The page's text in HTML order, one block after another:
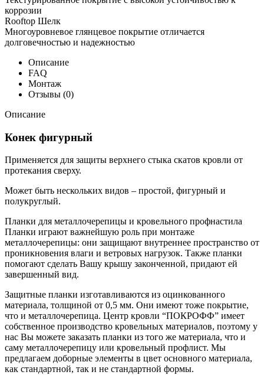
коррозии
Rooftop Шелк
Многоуровневое глянцевое покрытие отличается
долговечностью и надежностью
Описание
FAQ
Монтаж
Отзывы (0)
Описание
Конек фигурный
Применяется для защиты верхнего стыка скатов кровли от
протекания сверху.
Может быть нескольких видов – простой, фигурный и
полукруглый.
Планки для металлочерепицы и кровельного профнастила
Планки играют важнейшую роль при монтаже
металлочерепицы: они защищают внутреннее пространство от
проникновения влаги и ветровых нагрузок. Также планки
помогают сделать Вашу крышу законченной, придают ей
завершенный вид.
Защитные планки изготавливаются из оцинкованного
материала, толщиной от 0,5 мм. Они имеют тоже покрытие,
что и металлочерепица. Центр кровли “ПОКРОФФ” имеет
собственное производство кровельных материалов, поэтому у
нас Вы можете заказать планки из того же материала, что и
саму металлочерепицу или кровельный профлист. Мы
предлагаем доборные элементы в цвет основного материала,
как стандартной, так и не стандартной формы.